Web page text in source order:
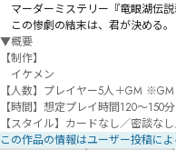
マーダーミステリー『竜眼湖伝説
この惨劇の結末は、君が決める。
▼概要
【制作】
イケメン
【人数】プレイヤー5人＋GM
【時間】想定プレイ時間120～150分
この作品の情報はユーザー投稿に